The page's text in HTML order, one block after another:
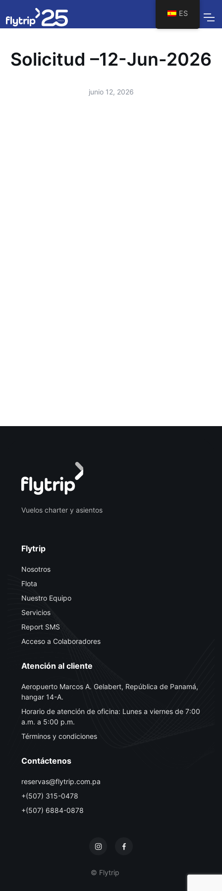
Solicitud –12-Jun-2026
junio 12, 2026
Vuelos charter y asientos
Flytrip
Nosotros
Flota
Nuestro Equipo
Servicios
Report SMS
Acceso a Colaboradores
Atención al cliente
Aeropuerto Marcos A. Gelabert, República de Panamá,
hangar 14-A.
Horario de atención de oficina: Lunes a viernes de 7:00
a.m. a 5:00 p.m.
Términos y condiciones
Contáctenos
reservas@flytrip.com.pa
+(507) 315-0478
+(507) 6884-0878
© Flytrip
ES